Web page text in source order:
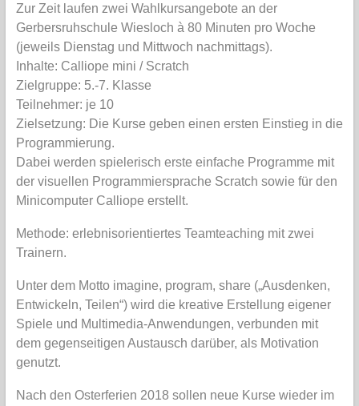
Zur Zeit laufen zwei Wahlkursangebote an der
Gerbersruhschule Wiesloch à 80 Minuten pro Woche
(jeweils Dienstag und Mittwoch nachmittags).
Inhalte: Calliope mini / Scratch
Zielgruppe: 5.-7. Klasse
Teilnehmer: je 10
Zielsetzung: Die Kurse geben einen ersten Einstieg in die
Programmierung.
Dabei werden spielerisch erste einfache Programme mit
der visuellen Programmiersprache Scratch sowie für den
Minicomputer Calliope erstellt.
Methode: erlebnisorientiertes Teamteaching mit zwei
Trainern.
Unter dem Motto imagine, program, share („Ausdenken,
Entwickeln, Teilen“) wird die kreative Erstellung eigener
Spiele und Multimedia-Anwendungen, verbunden mit
dem gegenseitigen Austausch darüber, als Motivation
genutzt.
Nach den Osterferien 2018 sollen neue Kurse wieder im